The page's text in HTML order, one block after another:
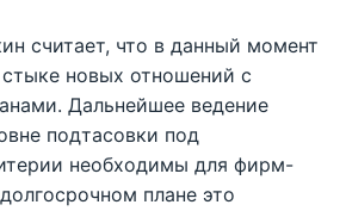
считает, что в данный момент
новых отношений с
Дальнейшее ведение
подтасовки под
необходимы для фирм-
плане это